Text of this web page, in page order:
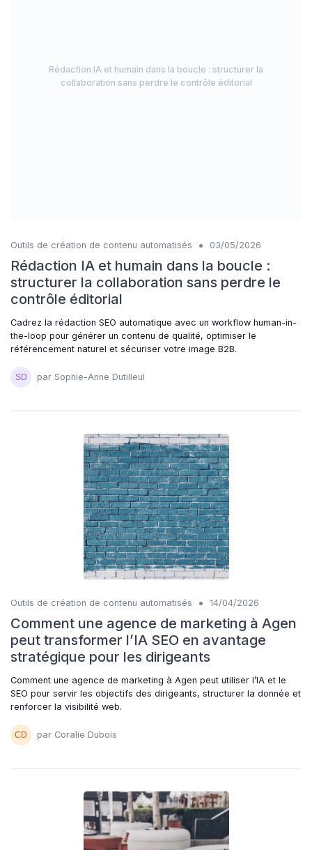
Rédaction IA et humain dans la boucle : structurer la
collaboration sans perdre le contrôle éditorial
Outils de création de contenu automatisés • 03/05/2026
Rédaction IA et humain dans la boucle :
structurer la collaboration sans perdre le
contrôle éditorial
Cadrez la rédaction SEO automatique avec un workflow human-in-
the-loop pour générer un contenu de qualité, optimiser le
référencement naturel et sécuriser votre image B2B.
par Sophie-Anne Dutilleul
Outils de création de contenu automatisés • 14/04/2026
Comment une agence de marketing à Agen
peut transformer l’IA SEO en avantage
stratégique pour les dirigeants
Comment une agence de marketing à Agen peut utiliser l’IA et le
SEO pour servir les objectifs des dirigeants, structurer la donnée et
renforcer la visibilité web.
par Coralie Dubois